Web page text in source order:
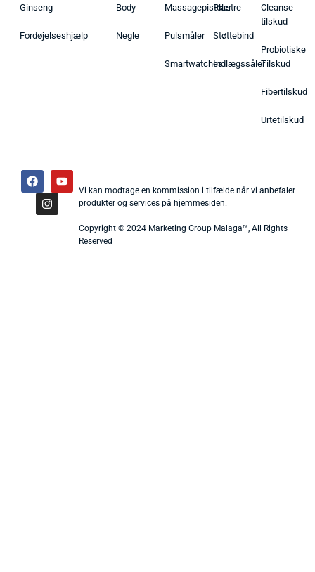
Ginseng
Fordøjelseshjælp
Body
Negle
Massagepistoler
Pulsmåler
Smartwatches
Plastre
Støttebind
Indlægssåler
Cleanse-
tilskud
Probiotiske
Tilskud
Fibertilskud
Urtetilskud
Vi kan modtage en kommission i tilfælde når vi anbefaler
produkter og services på hjemmesiden.
Copyright © 2024 Marketing Group Malaga™, All Rights
Reserved